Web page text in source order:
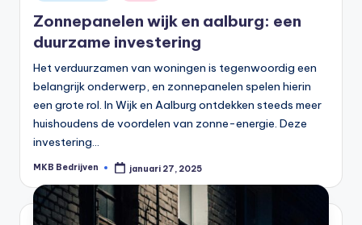
Zonnepanelen wijk en aalburg: een
duurzame investering
Het verduurzamen van woningen is tegenwoordig een
belangrijk onderwerp, en zonnepanelen spelen hierin
een grote rol. In Wijk en Aalburg ontdekken steeds meer
huishoudens de voordelen van zonne-energie. Deze
investering…
MKB Bedrijven januari 27, 2025